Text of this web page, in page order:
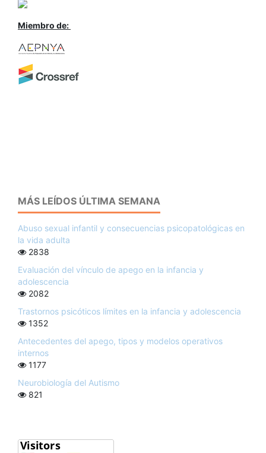
Miembro de:
MÁS LEÍDOS ÚLTIMA SEMANA
Abuso sexual infantil y consecuencias psicopatológicas en
la vida adulta
2838
Evaluación del vínculo de apego en la infancia y
adolescencia
2082
Trastornos psicóticos límites en la infancia y adolescencia
1352
Antecedentes del apego, tipos y modelos operativos
internos
1177
Neurobiología del Autismo
821